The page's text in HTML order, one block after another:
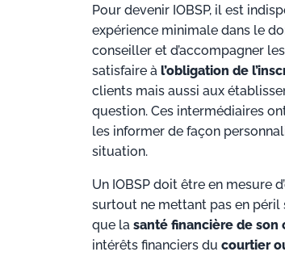
Pour devenir IOBSP, il est
expérience minimale dans le
conseiller et d’accompagner
satisfaire à l’obligation de
clients mais aussi aux
question. Ces intermédiaires
les informer de façon
situation.
Un IOBSP doit être en mesure
surtout ne mettant pas en
que la santé financière de son
intérêts financiers du courtier